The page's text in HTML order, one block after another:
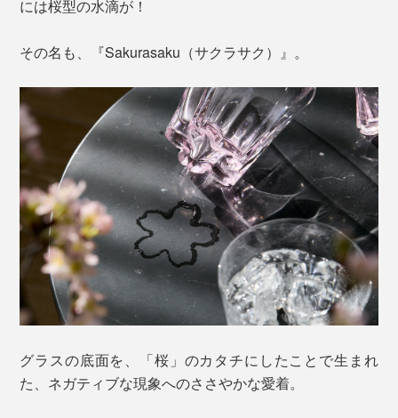
には桜型の水滴が！
その名も、『Sakurasaku（サクラサク）』。
グラスの底面を、「桜」のカタチにしたことで生まれ
た、ネガティブな現象へのささやかな愛着。